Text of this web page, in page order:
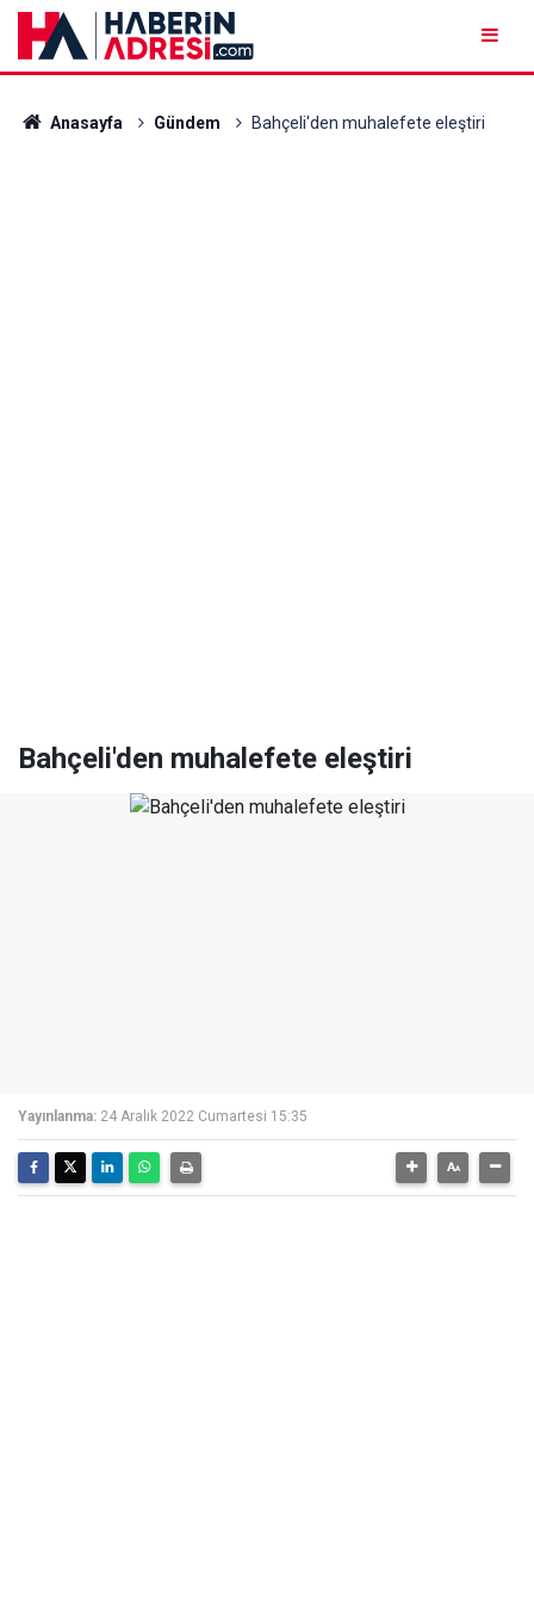
Anasayfa Gündem Bahçeli'den muhalefete eleştiri
Bahçeli'den muhalefete eleştiri
Yayınlanma: 24 Aralık 2022 Cumartesi 15:35